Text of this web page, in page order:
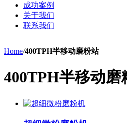
成功案例
关于我们
联系我们
Home/400TPH半移动磨粉站
400TPH半移动磨